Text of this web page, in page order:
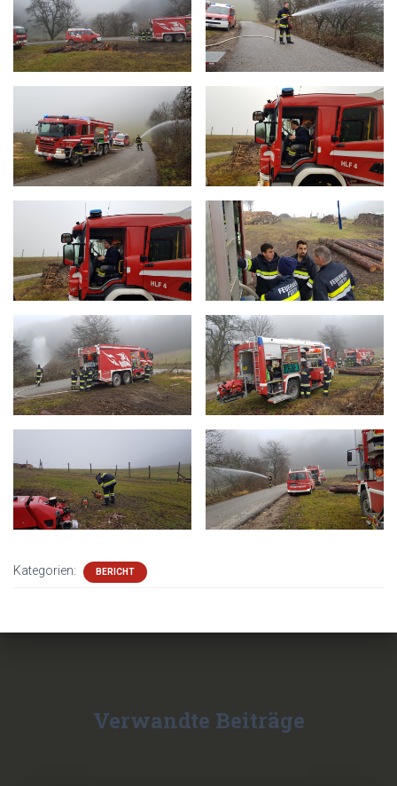
Kategorien: BERICHT
Verwandte Beiträge